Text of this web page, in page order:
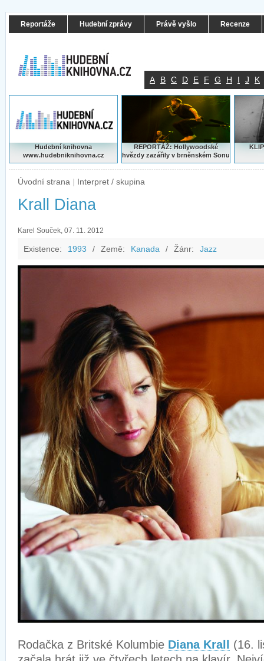
Reportáže Hudební zprávy Právě vyšlo Recenze
A B C D E F G H I J K
Hudební knihovna
www.hudebniknihovna.cz
REPORTÁŽ: Hollywoodské
hvězdy zazářily v brněnském Sonu
Úvodní strana | Interpret / skupina
Krall Diana
Karel Souček, 07. 11. 2012
Existence: 1993 / Země: Kanada / Žánr: Jazz
Rodačka z Britské Kolumbie Diana Krall
(16.